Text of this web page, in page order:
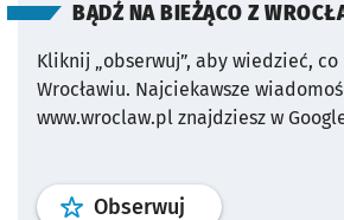
BĄDŹ NA BIEŻĄCO Z
Kliknij „obserwuj”, aby wiedzieć,
Wrocławiu. Najciekawsze
www.wroclaw.pl znajdziesz w
Obserwuj profil